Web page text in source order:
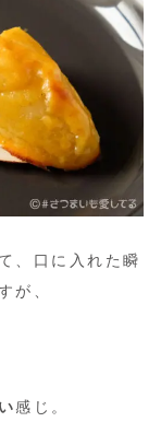
、口に入れた瞬
が、
感じ。